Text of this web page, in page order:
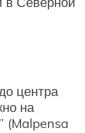
центра
на
(Malpensa